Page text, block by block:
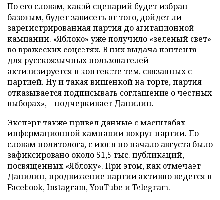
По его словам, какой сценарий будет избран
базовым, будет зависеть от того, дойдет ли
зарегистрированная партия до агитационной
кампании. «Яблоко» уже получило «зеленый свет»
во вражеских соцсетях. В них выдача контента
для русскоязычных пользователей
активизируется в контексте тем, связанных с
партией. Ну и такая вишенкой на торте, партия
отказывается подписывать соглашение о честных
выборах», – подчеркивает Данилин.
Эксперт также привел данные о масштабах
информационной кампании вокруг партии. По
словам политолога, с июня по начало августа было
зафиксировано около 51,5 тыс. публикаций,
посвященных «Яблоку». При этом, как отмечает
Данилин, продвижение партии активно ведется в
Facebook, Instagram, YouTube и Telegram.